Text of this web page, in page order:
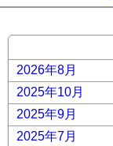
2026年8月
2025年10月
2025年9月
2025年7月